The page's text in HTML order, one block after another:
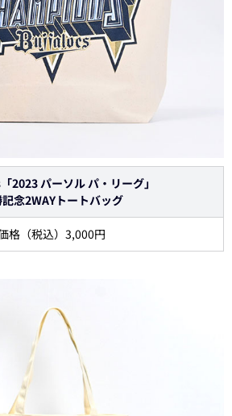
2023 パーソル パ・リーグ」
念2WAYトートバッグ
格（税込）3,000円